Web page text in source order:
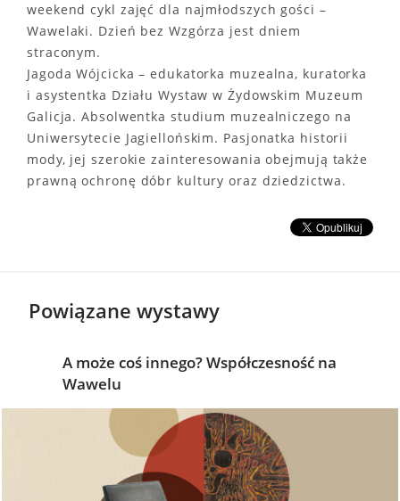
weekend cykl zajęć dla najmłodszych gości –
Wawelaki. Dzień bez Wzgórza jest dniem
straconym.
Jagoda Wójcicka – edukatorka muzealna, kuratorka
i asystentka Działu Wystaw w Żydowskim Muzeum
Galicja. Absolwentka studium muzealniczego na
Uniwersytecie Jagiellońskim. Pasjonatka historii
mody, jej szerokie zainteresowania obejmują także
prawną ochronę dóbr kultury oraz dziedzictwa.
Powiązane wystawy
A może coś innego? Współczesność na
Wawelu